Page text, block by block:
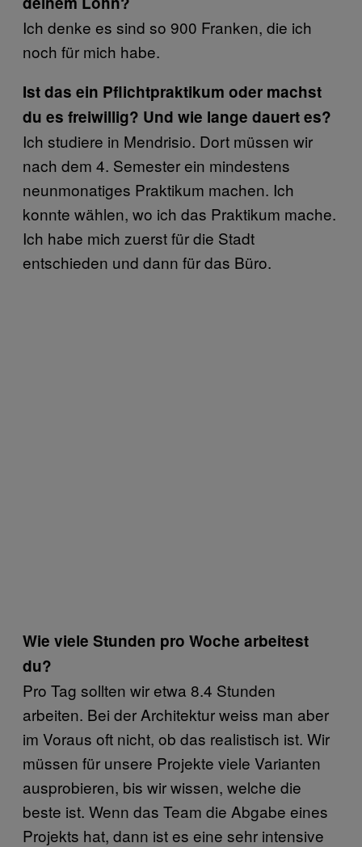
Ich denke es sind so 900 Franken, die ich
noch für mich habe.
Ist das ein Pflichtpraktikum oder machst
du es freiwillig? Und wie lange dauert es?
Ich studiere in Mendrisio. Dort müssen wir
nach dem 4. Semester ein mindestens
neunmonatiges Praktikum machen. Ich
konnte wählen, wo ich das Praktikum mache.
Ich habe mich zuerst für die Stadt
entschieden und dann für das Büro.
Wie viele Stunden pro Woche arbeitest
du?
Pro Tag sollten wir etwa 8.4 Stunden
arbeiten. Bei der Architektur weiss man aber
im Voraus oft nicht, ob das realistisch ist. Wir
müssen für unsere Projekte viele Varianten
ausprobieren, bis wir wissen, welche die
beste ist. Wenn das Team die Abgabe eines
Projekts hat, dann ist es eine sehr intensive